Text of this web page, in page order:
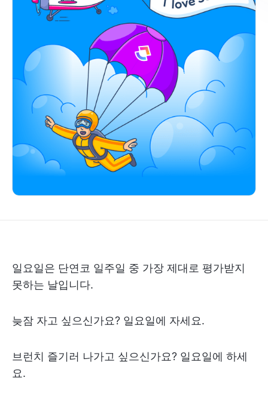
일요일은 단연코 일주일 중 가장 제대로 평가받지
못하는 날입니다.
늦잠 자고 싶으신가요? 일요일에 자세요.
브런치 즐기러 나가고 싶으신가요? 일요일에 하세
요.